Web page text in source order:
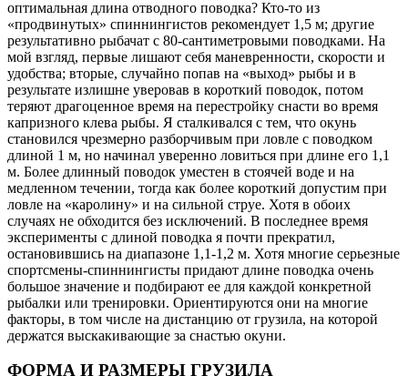
оптимальная длина отводного поводка? Кто-то из
«продвинутых» спиннингистов рекомендует 1,5 м; другие
результативно рыбачат с 80-сантиметровыми поводками. На
мой взгляд, первые лишают себя маневренности, скорости и
удобства; вторые, случайно попав на «выход» рыбы и в
результате излишне уверовав в короткий поводок, потом
теряют драгоценное время на перестройку снасти во время
капризного клева рыбы. Я сталкивался с тем, что окунь
становился чрезмерно разборчивым при ловле с поводком
длиной 1 м, но начинал уверенно ловиться при длине его 1,1
м. Более длинный поводок уместен в стоячей воде и на
медленном течении, тогда как более короткий допустим при
ловле на «каролину» и на сильной струе. Хотя в обоих
случаях не обходится без исключений. В последнее время
эксперименты с длиной поводка я почти прекратил,
остановившись на диапазоне 1,1-1,2 м. Хотя многие серьезные
спортсмены-спиннингисты придают длине поводка очень
большое значение и подбирают ее для каждой конкретной
рыбалки или тренировки. Ориентируются они на многие
факторы, в том числе на дистанцию от грузила, на которой
держатся выскакивающие за снастью окуни.
ФОРМА И РАЗМЕРЫ ГРУЗИЛА